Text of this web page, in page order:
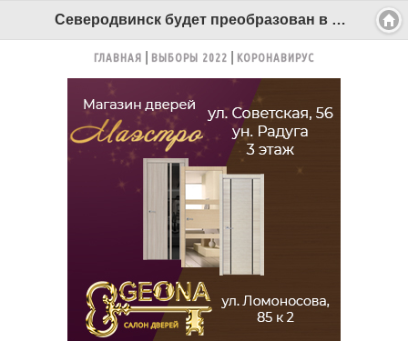
Северодвинск будет преобразован в муниципальный округ до конца 2024 года - Беломорканал Северодвинск tv29.ru
ГЛАВНАЯ ВЫБОРЫ 2022 КОРОНАВИРУС